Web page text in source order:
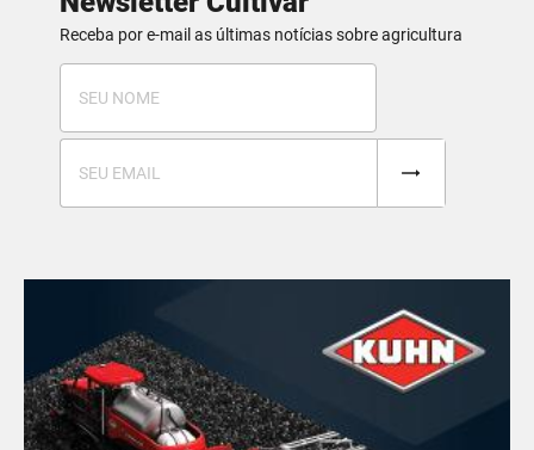
Receba por e-mail as últimas notícias sobre agricultura